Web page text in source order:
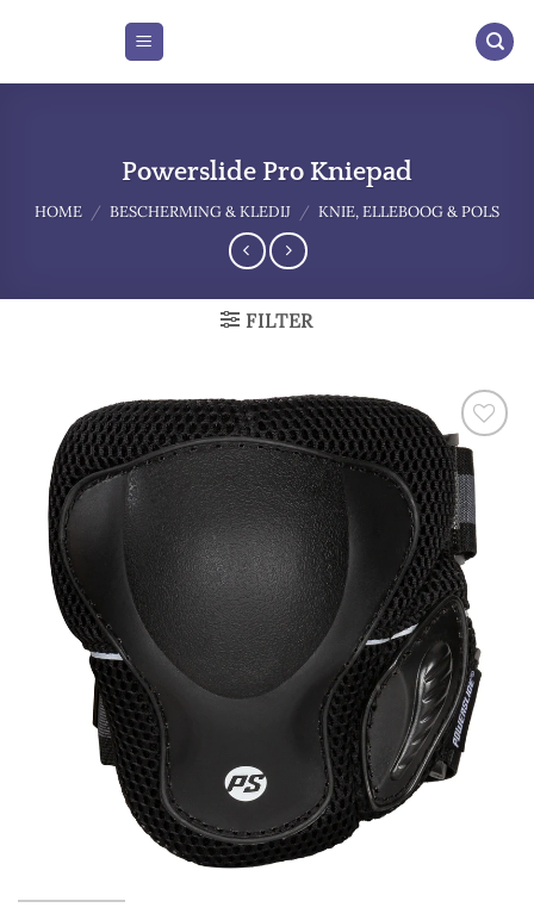
Powerslide Pro Kniepad
HOME / BESCHERMING & KLEDIJ / KNIE, ELLEBOOG & POLS
FILTER
Add to
wishlist